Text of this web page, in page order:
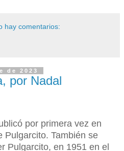
hay comentarios:
de 2023
por Nadal
por primera vez en
Pulgarcito. También se
Pulgarcito, en 1951 en el